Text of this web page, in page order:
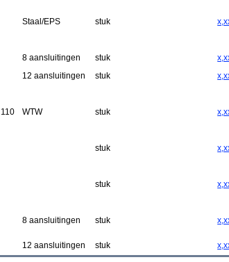
Staal/EPS stuk
8 aansluitingen stuk
12 aansluitingen
stuk
WTW stuk
stuk
stuk
8 aansluitingen stuk
12 aansluitingen stuk